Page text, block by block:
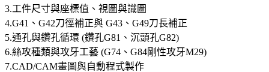
3.工件尺寸與座標值、視圖與識圖
4.G41、G42刀徑補正與 G43、G49刀長補正
5.通孔與鑽孔循環 (鑽孔G81、沉頭孔G82)
6.絲攻種類與攻牙工藝 (G74、G84剛性攻牙M29)
7.CAD/CAM畫圖與自動程式製作